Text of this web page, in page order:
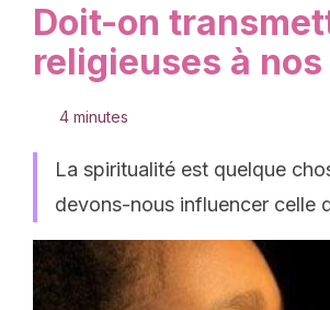
Doit-on
religieuses à
4 minutes
La spiritualité est quelque
devons-nous influencer celle